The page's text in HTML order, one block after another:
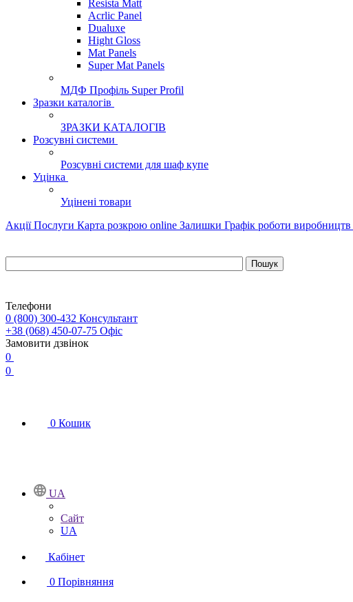
Resista Matt
Acrlic Panel
Dualuxe
Hight Gloss
Mat Panels
Super Mat Panels
МДФ Профіль Super Profil
Зразки каталогів
ЗРАЗКИ КАТАЛОГІВ
Розсувні системи
Розсувні системи для шаф купе
Уцінка
Уцінені товари
Акції Послуги Карта розкрою online Залишки Графік роботи виробництв
Телефони
0 (800) 300-432 Консультант
+38 (068) 450-07-75 Офіс
Замовити дзвінок
0
0
0 Кошик
UA
Сайт
UA
Кабінет
0 Порівняння